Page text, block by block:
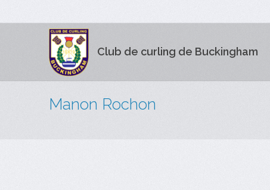
Club de curling de Buckingham
Manon Rochon